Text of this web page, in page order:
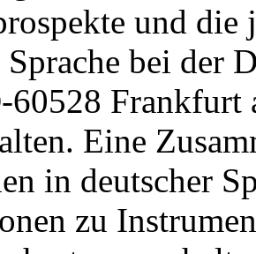
und
Sprache bei der
60528
Eine
in deutscher
zu